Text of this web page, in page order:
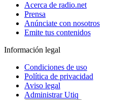
Acerca de radio.net
Prensa
Anúnciate con nosotros
Emite tus contenidos
Información legal
Condiciones de uso
Política de privacidad
Aviso legal
Administrar Utiq